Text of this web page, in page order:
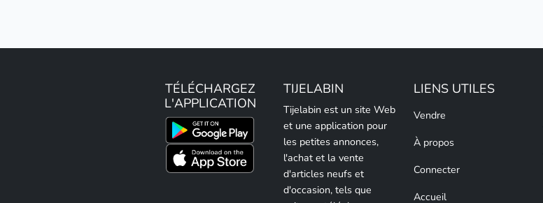
TÉLÉCHARGEZ
L'APPLICATION
TIJELABIN
Tijelabin est un site Web
et une application pour
les petites annonces,
l'achat et la vente
d'articles neufs et
d'occasion, tels que
LIENS UTILES
Vendre
À propos
Connecter
Accueil